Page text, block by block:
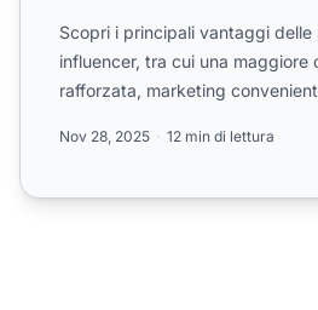
Scopri i principali vantaggi
influencer, tra cui una maggiore
rafforzata, marketing
Nov 28, 2025 12 min di lettura